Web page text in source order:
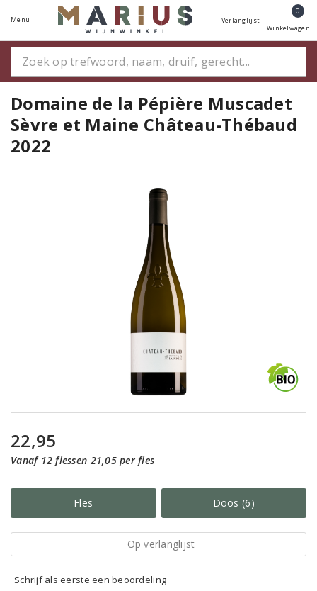
Menu Verlanglijst
0
Winkelwagen
Domaine de la Pépière Muscadet
Sèvre et Maine Château-Thébaud
2022
22,95
Vanaf 12 flessen 21,05 per fles
Fles Doos (6)
Op verlanglijst
Schrijf als eerste een beoordeling